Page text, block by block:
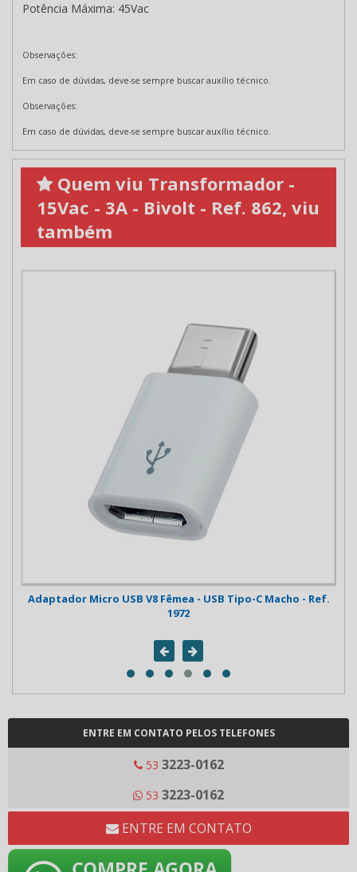
Potência Máxima: 45Vac
Observações:
Em caso de dúvidas, deve-se sempre buscar auxílio técnico.
Observações:
Em caso de dúvidas, deve-se sempre buscar auxílio técnico.
Quem viu Transformador -
15Vac - 3A - Bivolt - Ref. 862, viu
também
Adaptador Micro USB V8 Fêmea - USB Tipo-C Macho - Ref.
1972
ENTRE EM CONTATO PELOS TELEFONES
53 3223-0162
53 3223-0162
ENTRE EM CONTATO